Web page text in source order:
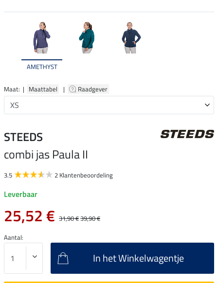
AMETHYST
Maat: | Maattabel | Raadgever
STEEDS
combi jas Paula II
3.5 2 Klantenbeoordeling
Leverbaar
25,52 € 31,90 €39,90 €
Aantal:
In het Winkelwagentje